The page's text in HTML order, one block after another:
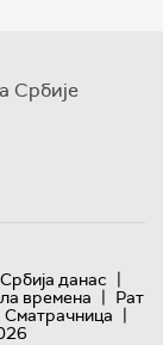
Србије
Србија данас |
времена | Рат
Сматрачница |